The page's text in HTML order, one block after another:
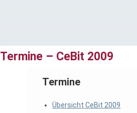
Termine – CeBit 2009
Termine
Übersicht CeBit 2009